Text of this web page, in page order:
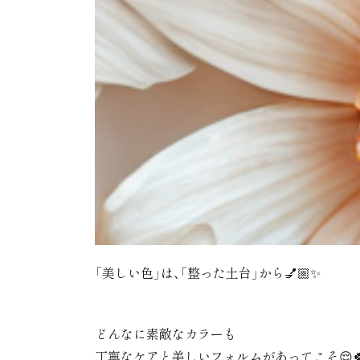
「美しい色」は、「整った土台」から💅🏼✨
どんなに素敵なカラーも
丁寧なケアと美しいフォルムがあってこそ